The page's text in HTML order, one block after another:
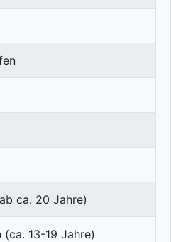
ca. 20 Jahre)
(ca. 13-19 Jahre)